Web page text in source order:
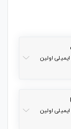
اولین
اولین